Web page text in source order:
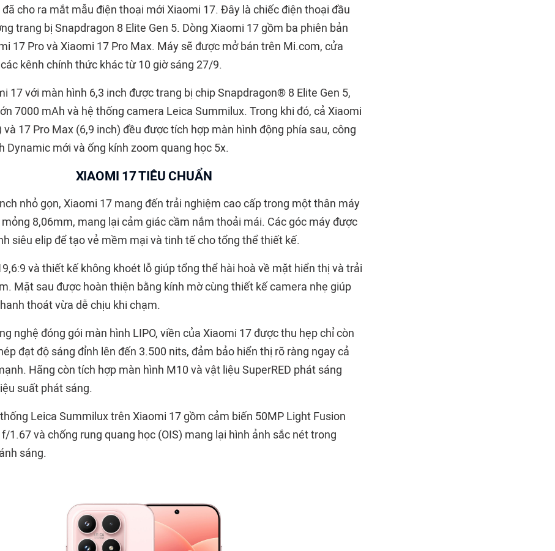
cho ra mắt mẫu điện thoại mới Xiaomi 17. Đây là chiếc điện thoại đầu
trang bị Snapdragon 8 Elite Gen 5. Dòng Xiaomi 17 gồm ba phiên bản
17 Pro và Xiaomi 17 Pro Max. Máy sẽ được mở bán trên Mi.com, cửa
kênh chính thức khác từ 10 giờ sáng 27/9.
17 với màn hình 6,3 inch được trang bị chip Snapdragon® 8 Elite Gen 5,
7000 mAh và hệ thống camera Leica Summilux. Trong khi đó, cả Xiaomi
và 17 Pro Max (6,9 inch) đều được tích hợp màn hình động phía sau, công
Dynamic mới và ống kính zoom quang học 5x.
XIAOMI 17 TIÊU CHUẨN
nhỏ gọn, Xiaomi 17 mang đến trải nghiệm cao cấp trong một thân máy
8,06mm, mang lại cảm giác cầm nắm thoải mái. Các góc máy được
siêu elip để tạo vẻ mềm mại và tinh tế cho tổng thể thiết kế.
và thiết kế không khoét lỗ giúp tổng thể hài hoà về mặt hiển thị và trải
Mặt sau được hoàn thiện bằng kính mờ cùng thiết kế camera nhẹ giúp
thoát vừa dễ chịu khi chạm.
nghệ đóng gói màn hình LIPO, viền của Xiaomi 17 được thu hẹp chỉ còn
đạt độ sáng đỉnh lên đến 3.500 nits, đảm bảo hiển thị rõ ràng ngay cả
Hãng còn tích hợp màn hình M10 và vật liệu SuperRED phát sáng
suất phát sáng.
Leica Summilux trên Xiaomi 17 gồm cảm biến 50MP Light Fusion
1.67 và chống rung quang học (OIS) mang lại hình ảnh sắc nét trong
sáng.